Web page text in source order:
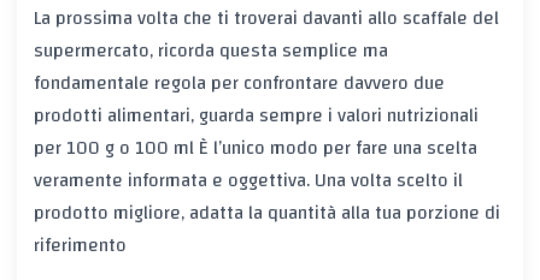
La prossima volta che ti troverai davanti allo scaffale del
supermercato, ricorda questa semplice ma
fondamentale regola per confrontare davvero due
prodotti alimentari, guarda sempre i valori nutrizionali
per 100 g o 100 mlÈ l’unico modo per fare una scelta
veramente informata e oggettiva. Una volta scelto il
prodotto migliore, adatta la quantità alla tua porzione di
riferimento